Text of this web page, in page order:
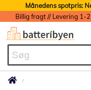
Månedens spotpris: